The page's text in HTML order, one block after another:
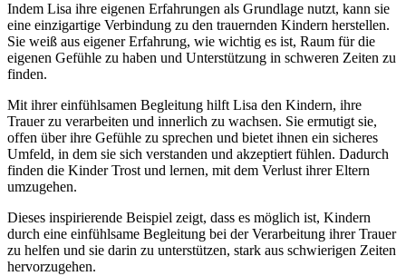
Indem Lisa ihre eigenen Erfahrungen als Grundlage nutzt, kann sie
eine einzigartige Verbindung zu den trauernden Kindern herstellen.
Sie weiß aus eigener Erfahrung, wie wichtig es ist, Raum für die
eigenen Gefühle zu haben und Unterstützung in schweren Zeiten zu
finden.
Mit ihrer einfühlsamen Begleitung hilft Lisa den Kindern, ihre
Trauer zu verarbeiten und innerlich zu wachsen. Sie ermutigt sie,
offen über ihre Gefühle zu sprechen und bietet ihnen ein sicheres
Umfeld, in dem sie sich verstanden und akzeptiert fühlen. Dadurch
finden die Kinder Trost und lernen, mit dem Verlust ihrer Eltern
umzugehen.
Dieses inspirierende Beispiel zeigt, dass es möglich ist, Kindern
durch eine einfühlsame Begleitung bei der Verarbeitung ihrer Trauer
zu helfen und sie darin zu unterstützen, stark aus schwierigen Zeiten
hervorzugehen.